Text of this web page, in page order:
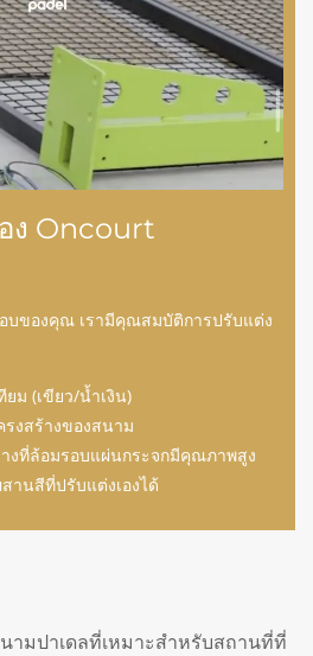
ง Oncourt
บของคุณ เรามีคุณสมบัติการปรับแต่ง
ม (เขียว/น้ำเงิน)
รงสร้างของสนาม
ที่ล้อมรอบแผ่นกระจกมีคุณภาพสูง
านสีที่ปรับแต่งเองได้
ามปาเดลที่เหมาะสำหรับสถานที่ที่